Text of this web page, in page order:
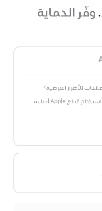
وفّر الحماية
للأضرار العرضية#